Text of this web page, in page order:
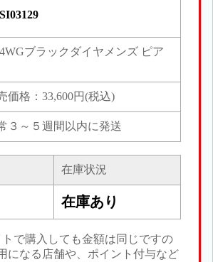
ブラックダイヤメンズ ピア
価格：33,600円(税込)
３～５週間以内に発送
在庫状況
在庫あり
で購入しても金額は同じですの
になる店舗や、ポイント付与など